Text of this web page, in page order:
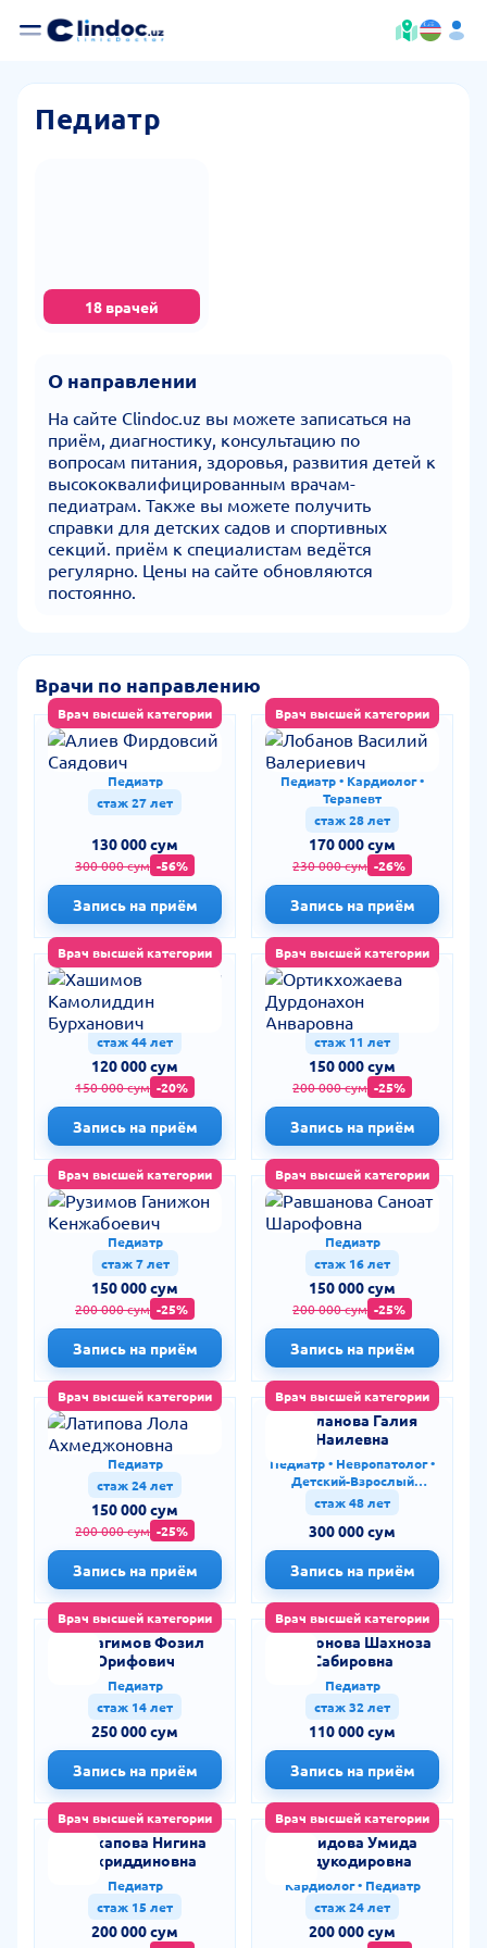
Педиатр
18 врачей
О направлении
На сайте Clindoc.uz вы можете записаться на
приём, диагностику, консультацию по
вопросам питания, здоровья, развития детей к
высококвалифицированным врачам-
педиатрам. Также вы можете получить
справки для детских садов и спортивных
секций. приём к специалистам ведётся
регулярно. Цены на сайте обновляются
постоянно.
Врачи по направлению
Врач высшей категории
Алиев Фирдовсий
Саядович
Педиатр
стаж 27 лет
130 000 сум
300 000 сум -56%
Запись на приём
Врач высшей категории
Лобанов Василий
Валериевич
Педиатр • Кардиолог •
Терапевт
стаж 28 лет
170 000 сум
230 000 сум -26%
Запись на приём
Врач высшей категории
Хашимов Камолиддин
Бурханович
Педиатр
стаж 44 лет
120 000 сум
150 000 сум -20%
Запись на приём
Врач высшей категории
Ортикхожаева
Дурдонахон
Анваровна
Педиатр
стаж 11 лет
150 000 сум
200 000 сум -25%
Запись на приём
Врач высшей категории
Рузимов Ганижон
Кенжабоевич
Педиатр
стаж 7 лет
150 000 сум
200 000 сум -25%
Запись на приём
Врач высшей категории
Равшанова Саноат
Шарофовна
Педиатр
стаж 16 лет
150 000 сум
200 000 сум -25%
Запись на приём
Врач высшей категории
Латипова Лола
Ахмеджоновна
Педиатр
стаж 24 лет
150 000 сум
200 000 сум -25%
Запись на приём
Врач высшей категории
Арсланова Галия
Наилевна
Педиатр • Невропатолог •
Детский-Взрослый
Невролог
стаж 48 лет
300 000 сум
Запись на приём
Врач высшей категории
Ибрагимов Фозил
Орифович
Педиатр
стаж 14 лет
250 000 сум
Запись на приём
Врач высшей категории
Мовлонова Шахноза
Сабировна
Педиатр
стаж 32 лет
110 000 сум
Запись на приём
Врач высшей категории
Раджапова Нигина
Фахриддиновна
Педиатр
стаж 15 лет
200 000 сум
Врач высшей категории
Хамидова Умида
Абдукодировна
Кардиолог • Педиатр
стаж 24 лет
200 000 сум